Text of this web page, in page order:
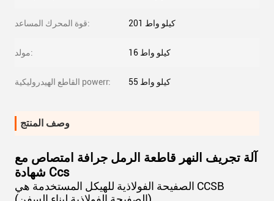
قوة المحرك المساعد: 201 كيلو واط
مولد: 16 كيلو واط
القاطع الهيدروليكية powerr: 55 كيلو واط
وصف المنتج
آلة تجريف النهر قاطعة الرمل جرافة امتصاص مع
شهادة Ccs
الصفيحة الفولاذية للهيكل المستخدمة هي CCSB